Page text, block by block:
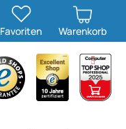
Favoriten Warenkorb